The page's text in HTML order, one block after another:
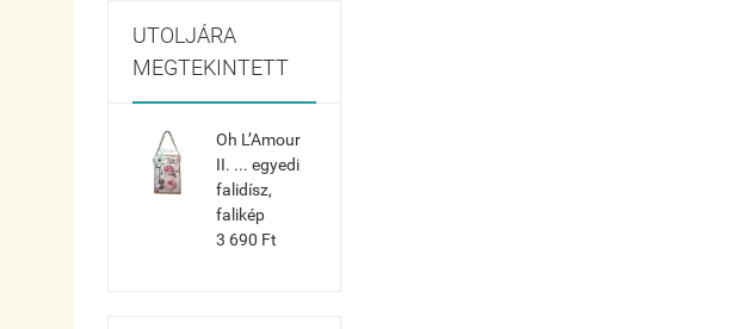
UTOLJÁRA
MEGTEKINTETT
Oh L’Amour
II. ... egyedi
falidísz,
falikép
3 690 Ft